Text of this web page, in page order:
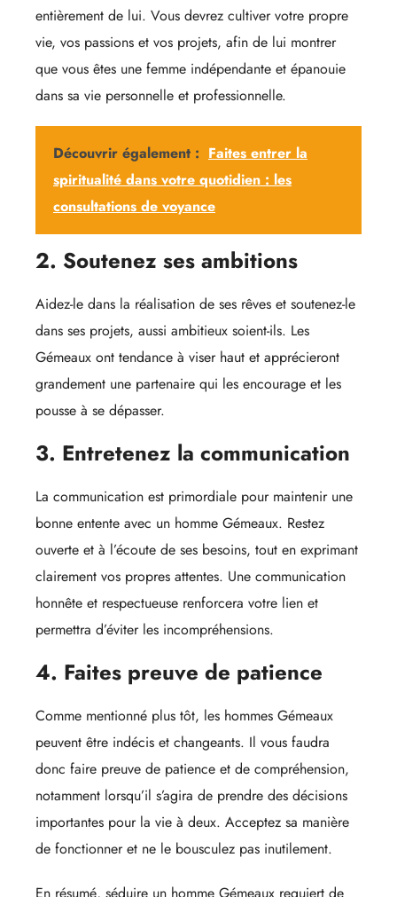
entièrement de lui. Vous devrez cultiver votre propre
vie, vos passions et vos projets, afin de lui montrer
que vous êtes une femme indépendante et épanouie
dans sa vie personnelle et professionnelle.
Découvrir également : Faites entrer la
spiritualité dans votre quotidien : les
consultations de voyance
2. Soutenez ses ambitions
Aidez-le dans la réalisation de ses rêves et soutenez-le
dans ses projets, aussi ambitieux soient-ils. Les
Gémeaux ont tendance à viser haut et apprécieront
grandement une partenaire qui les encourage et les
pousse à se dépasser.
3. Entretenez la communication
La communication est primordiale pour maintenir une
bonne entente avec un homme Gémeaux. Restez
ouverte et à l’écoute de ses besoins, tout en exprimant
clairement vos propres attentes. Une communication
honnête et respectueuse renforcera votre lien et
permettra d’éviter les incompréhensions.
4. Faites preuve de patience
Comme mentionné plus tôt, les hommes Gémeaux
peuvent être indécis et changeants. Il vous faudra
donc faire preuve de patience et de compréhension,
notamment lorsqu’il s’agira de prendre des décisions
importantes pour la vie à deux. Acceptez sa manière
de fonctionner et ne le bousculez pas inutilement.
En résumé, séduire un homme Gémeaux requiert de